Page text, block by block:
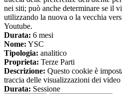
nei siti; può anche determinare se il
utilizzando la nuova o la vecchia
Youtube.
Durata: 6 mesi
Nome: YSC
Tipologia: analitico
Proprieta: Terze Parti
Descrizione: Questo cookie è
traccia delle visualizzazioni dei
Durata: Sessione